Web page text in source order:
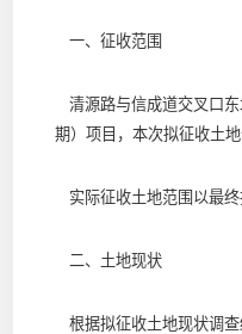
一、征收范围
清源路与信成道交叉口
期）项目，本次拟征收土
实际征收土地范围以最终
二、土地现状
根据拟征收土地现状调查